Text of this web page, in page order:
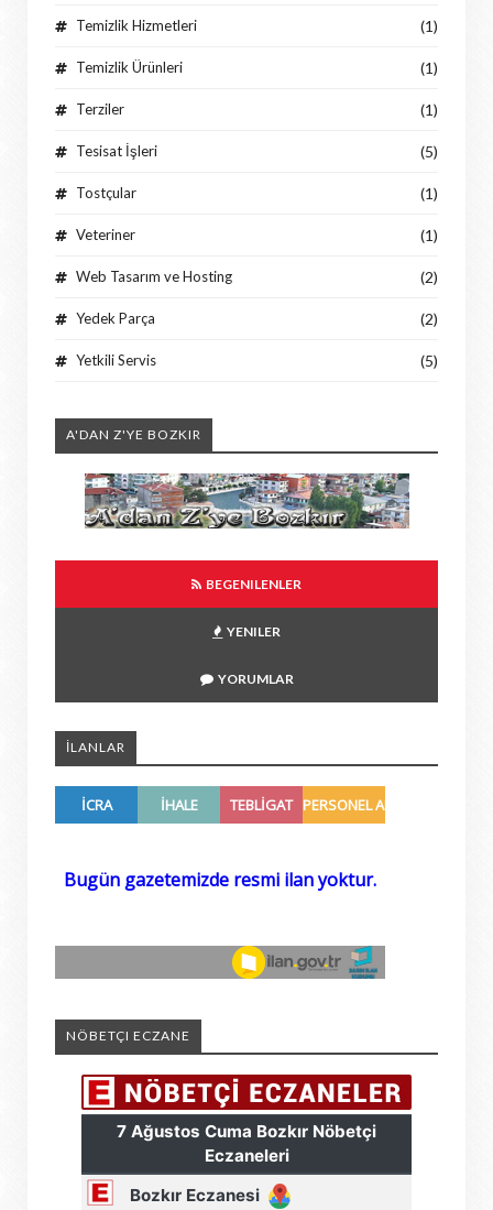
Temizlik Hizmetleri (1)
Temizlik Ürünleri (1)
Terziler (1)
Tesisat İşleri (5)
Tostçular (1)
Veteriner (1)
Web Tasarım ve Hosting (2)
Yedek Parça (2)
Yetkili Servis (5)
A'DAN Z'YE BOZKIR
BEGENILENLER
YENILER
YORUMLAR
İLANLAR
NÖBETÇI ECZANE